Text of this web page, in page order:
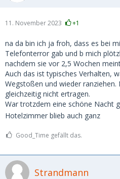
11. November 2023 +1
na da bin ich ja froh, dass es bei
Telefonterror gab und b mich
nachdem sie vor 2,5 Wochen
Auch das ist typisches Verhalten,
Wegstoßen und wieder ranziehen.
gleichzeitig nicht ertragen.
War trotzdem eine schöne Nacht
Hotelzimmer blieb auch ganz
Good_Time gefällt das.
Strandmann